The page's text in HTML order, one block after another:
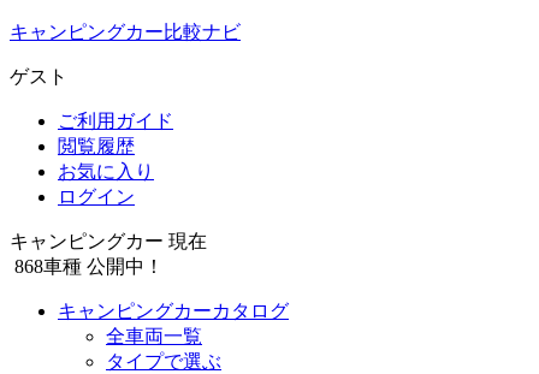
キャンピングカー比較ナビ
ゲスト
ご利用ガイド
閲覧履歴
お気に入り
ログイン
キャンピングカー 現在
868車種 公開中！
キャンピングカーカタログ
全車両一覧
タイプで選ぶ